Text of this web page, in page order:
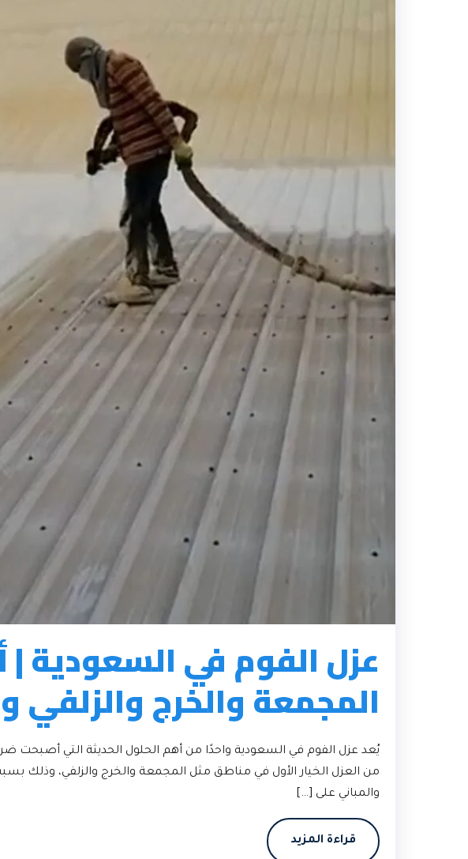
عزل الفوم في السعودية |
المجمعة والخرج والزلفي
يُعد عزل الفوم في السعودية واحدًا من أهم الحلول الحديثة التي أصبحت
من العزل الخيار الأول في مناطق مثل المجمعة والخرج والزلفي، وذلك
والمباني على […]
قراءة المزيد